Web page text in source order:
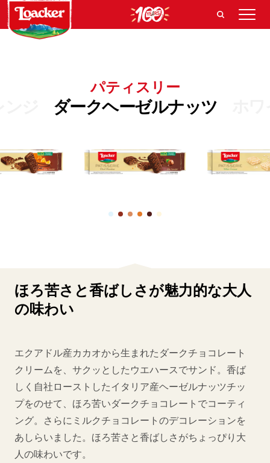
パティスリー
ダークヘーゼルナッツ
ほろ苦さと香ばしさが魅力的な大人
の味わい
エクアドル産カカオから生まれたダークチョコレート
クリームを、サクッとしたウエハースでサンド。香ば
しく自社ローストしたイタリア産ヘーゼルナッツチッ
プをのせて、ほろ苦いダークチョコレートでコーティ
ング。さらにミルクチョコレートのデコレーションを
あしらいました。ほろ苦さと香ばしさがちょっぴり大
人の味わいです。